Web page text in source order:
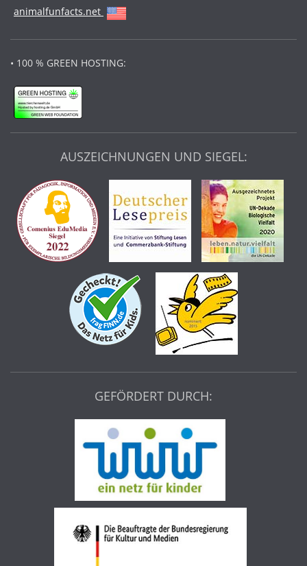
animalfunfacts.net
• 100 % GREEN HOSTING:
AUSZEICHNUNGEN UND SIEGEL:
GEFÖRDERT DURCH: